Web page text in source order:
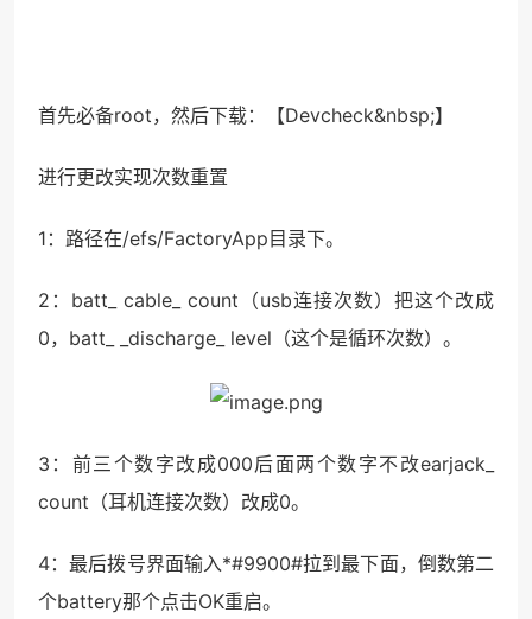
首先必备root，然后下载：【Devcheck&nbsp;】
进行更改实现次数重置
1：路径在/efs/FactoryApp目录下。
2：batt_ cable_ count（usb连接次数）把这个改成
0，batt_ _discharge_ level（这个是循环次数）。
3：前三个数字改成000后面两个数字不改earjack_
count（耳机连接次数）改成0。
4：最后拨号界面输入*#9900#拉到最下面，倒数第二
个battery那个点击OK重启。